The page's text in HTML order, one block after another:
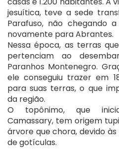
jesuítica, teve a sede
Parafuso, não chegando
novamente para Abrantes.
Nessa época, as terras
pertenciam ao
Paranhos Montenegro.
ele conseguiu trazer em
para suas terras, o que
da região.
O topônimo, que
Camassary, tem origem
árvore que chora, devido
de gotículas.